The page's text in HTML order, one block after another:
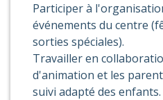
Participer à
événements du centre
sorties spéciales).
Travailler en
d'animation et les
suivi adapté des enfants.